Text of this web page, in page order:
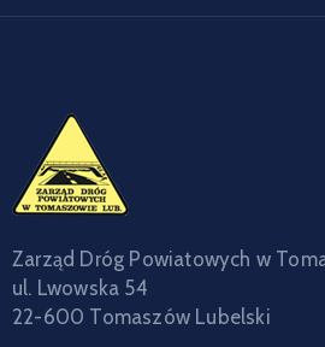
Zarząd Dróg Powiatowych w
ul. Lwowska 54
22-600 Tomaszów Lubelski